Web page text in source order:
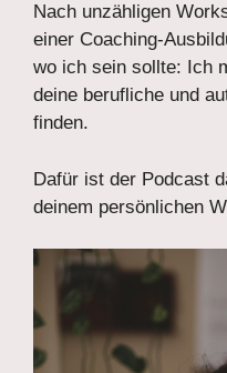
Nach unzähligen
einer Coaching-
wo ich sein sollte: Ich
deine berufliche und
finden.
Dafür ist der Podcast
deinem persönlichen